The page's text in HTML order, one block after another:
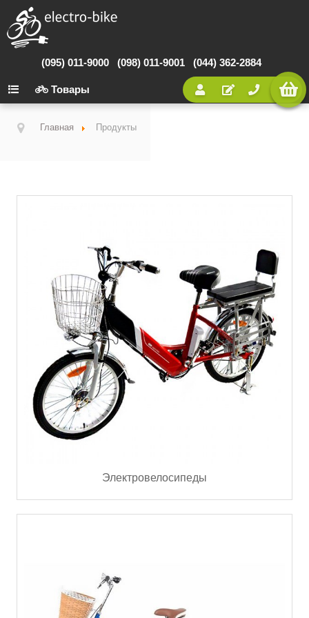
(095) 011-9000 (098) 011-9001 (044) 362-2884
Товары
Главная Продукты
Электровелосипеды